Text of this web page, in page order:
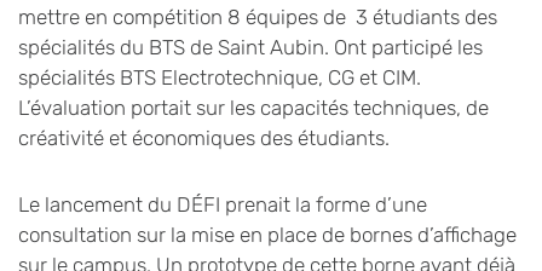
mettre en compétition 8 équipes de 3 étudiants des
spécialités du BTS de Saint Aubin. Ont participé les
spécialités BTS Electrotechnique, CG et CIM.
L’évaluation portait sur les capacités techniques, de
créativité et économiques des étudiants.
Le lancement du DÉFI prenait la forme d’une
consultation sur la mise en place de bornes d’affichage
sur le campus. Un prototype de cette borne ayant déjà